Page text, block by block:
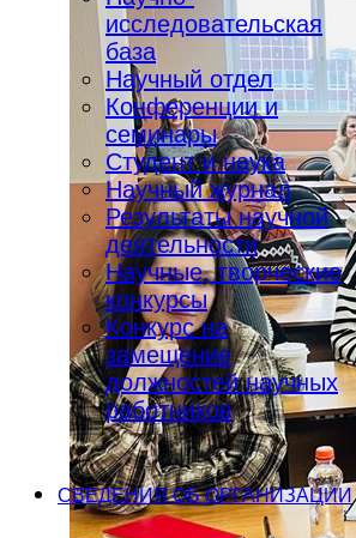
исследовательская
база
Научный отдел
Конференции и
семинары
Студент и наука
Научный журнал
Результаты научной
деятельности
Научные, творческие
конкурсы
Конкурс на
замещение
должностей научных
работников
СВЕДЕНИЯ ОБ ОРГАНИЗАЦИИ